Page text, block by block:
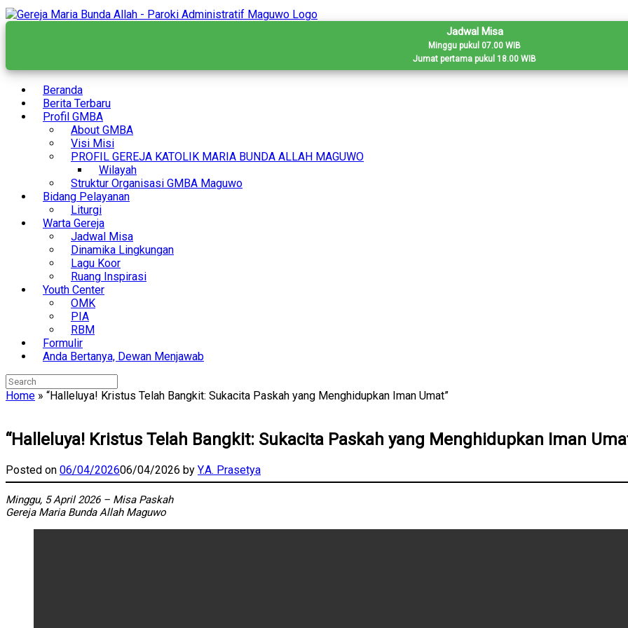
Skip
to
Jadwal Misa
Minggu pukul 07.00 WIB
Jumat pertama pukul 18.00 WIB
Beranda
Berita Terbaru
Profil GMBA
About GMBA
Visi Misi
PROFIL GEREJA KATOLIK MARIA BUNDA ALLAH MAGUWO
Wilayah
Struktur Organisasi GMBA Maguwo
Bidang Pelayanan
Liturgi
Warta Gereja
Jadwal Misa
Dinamika Lingkungan
Lagu Koor
Ruang Inspirasi
Youth Center
OMK
PIA
RBM
Formulir
Anda Bertanya, Dewan Menjawab
Search
for:
Home » “Halleluya! Kristus Telah Bangkit: Sukacita Paskah yang Menghidupkan Iman Umat”
“Halleluya! Kristus Telah Bangkit: Sukacita Paskah yang Menghidupkan Iman
Posted on 06/04/202606/04/2026 by Y.A. Prasetya
Minggu, 5 April 2026 – Misa Paskah
Gereja Maria Bunda Allah Maguwo